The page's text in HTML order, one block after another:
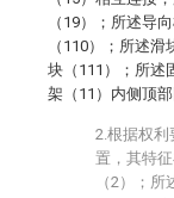
（19）；所述导
（110）；所述
块（111）；所述
架（11）内侧顶
2.根据权利
置，其特
（2）；